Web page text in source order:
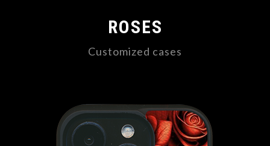
ROSES
Customized cases